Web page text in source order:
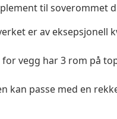
til soverommet
er av eksepsjonell
vegg har 3 rom på
kan passe med en